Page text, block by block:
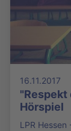
16.11.2017
"Respekt
Hörspiel
LPR